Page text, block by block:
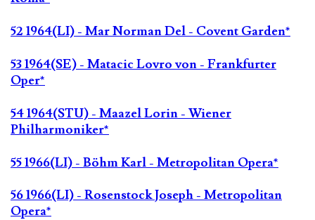
52 1964(LI) - Mar Norman Del - Covent Garden*
53 1964(SE) - Matacic Lovro von - Frankfurter
Oper*
54 1964(STU) - Maazel Lorin - Wiener
Philharmoniker*
55 1966(LI) - Böhm Karl - Metropolitan Opera*
56 1966(LI) - Rosenstock Joseph - Metropolitan
Opera*